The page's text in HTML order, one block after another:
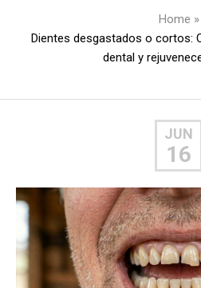
Home »
Dientes desgastados o cortos:
dental y
JUN
16